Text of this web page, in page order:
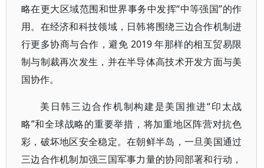
略在更大区域范围和世界事务中发挥“中等强国”的作
用。在经济和科技领域，日韩将围绕三边合作机制进
行更多协商与合作，避免 2019 年那样的相互贸易限
制与制裁再次发生，并在半导体高技术开发方面与美
国协作。
美日韩三边合作机制构建是美国推进“印太战
略”和全球战略的重要举措，将加重地区阵营对抗色
彩，破坏地区安全稳定。在朝鲜半岛，一旦美国通过
三边合作机制加强三国军事力量的协同部署和行动，